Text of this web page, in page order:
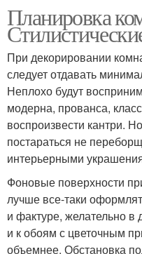
Планировка
При декорировании
следует отдавать
Неплохо будут
модерна, прованса,
воспроизвести кантри.
постараться не
интерьерными
Фоновые поверхности
лучше все-таки
и фактуре, желательно в
и к обоям с цветочным
объемнее. Обстановка